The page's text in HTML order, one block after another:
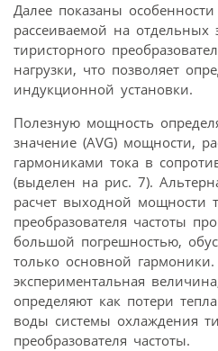
Далее показаны
рассеиваемой на отдельных
тиристорного
нагрузки, что позволяет
индукционной установки.
Полезную мощность
значение (AVG) мощности,
гармониками тока в
(выделен на рис. 7).
расчет выходной мощности
преобразователя частоты
большой погрешностью,
только основной гармоники.
экспериментальная
определяют как потери
воды системы охлаждения
преобразователя частоты.